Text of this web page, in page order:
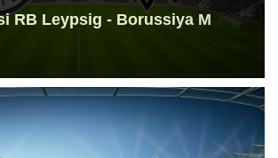
RB Leypsig - Borussiya M